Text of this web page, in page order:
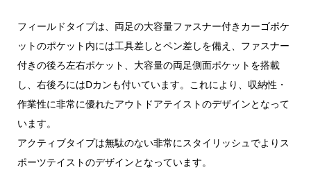
フィールドタイプは、両足の大容量ファスナー付きカーゴポケ
ットのポケット内には工具差しとペン差しを備え、ファスナー
付きの後ろ左右ポケット、大容量の両足側面ポケットを搭載
し、右後ろにはDカンも付いています。これにより、収納性・
作業性に非常に優れたアウトドアテイストのデザインとなって
います。
アクティブタイプは無駄のない非常にスタイリッシュでよりス
ポーツテイストのデザインとなっています。